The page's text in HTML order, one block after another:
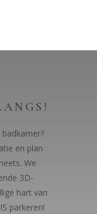
en plan
We
3D-
hart van
parkeren!